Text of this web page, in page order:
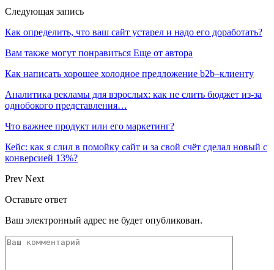
Следующая запись
Как определить, что ваш сайт устарел и надо его доработать?
Вам также могут понравиться Еще от автора
Как написать хорошее холодное предложение b2b–клиенту
Аналитика рекламы для взрослых: как не слить бюджет из-за
однобокого представления…
Что важнее продукт или его маркетинг?
Кейс: как я слил в помойку сайт и за свой счёт сделал новый с
конверсией 13%?
Prev Next
Оставьте ответ
Ваш электронный адрес не будет опубликован.